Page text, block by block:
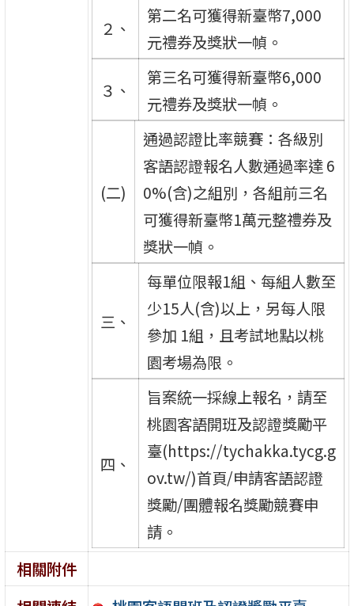
２、
第二名可獲得新臺幣7,000
元禮券及獎狀一幀。
３、
第三名可獲得新臺幣6,000
元禮券及獎狀一幀。
(二)
通過認證比率競賽：各級別
客語認證報名人數通過率達 6
0%(含)之組別，各組前三名
可獲得新臺幣1萬元整禮券及
獎狀一幀。
三、
每單位限報1組、每組人數至
少15人(含)以上，另每人限
參加 1組，且考試地點以桃
園考場為限。
四、
旨案統一採線上報名，請至
桃園客語開班及認證獎勵平
臺(https://tychakka.tycg.g
ov.tw/)首頁/申請客語認證
獎勵/團體報名獎勵競賽申
請。
相關附件